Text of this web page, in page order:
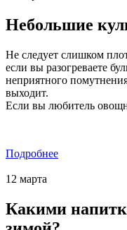
Небольшие
Не следует слишком
если вы разогреваете
неприятного
выходит.
Если вы любитель
Подробнее
12 марта
Какими